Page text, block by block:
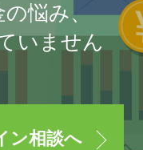
の悩み、
いません
ン相談へ